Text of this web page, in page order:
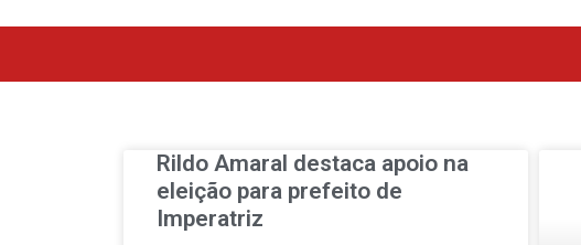
Rildo Amaral destaca apoio na
eleição para prefeito de
Imperatriz